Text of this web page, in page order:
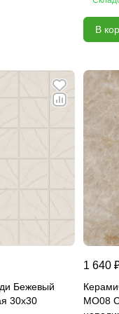
В
Бежевый
30x30
1 640
MO08